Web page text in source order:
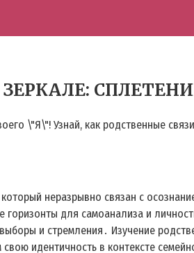
\"Я\"! Узнай, как родственные
неразрывно связан с
для самоанализа и
и стремления․ Изучение
идентичность в контексте